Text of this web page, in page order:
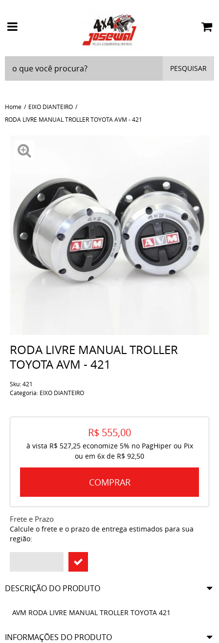
PESQUISAR
Home
EIXO DIANTEIRO
RODA LIVRE MANUAL TROLLER TOYOTA AVM - 421
RODA LIVRE MANUAL TROLLER
TOYOTA AVM - 421
Sku:421
Categoria: EIXO DIANTEIRO
R$ 555,00
à vista R$ 527,25economize 5% no PagHiper ou Pix
ou em 6x de R$ 92,50
COMPRAR
Frete e Prazo
Calcule o frete e o prazo de entrega estimados para sua
região:
DESCRIÇÃO DO PRODUTO
AVM RODA LIVRE MANUAL TROLLER TOYOTA 421
INFORMAÇÕES DO PRODUTO